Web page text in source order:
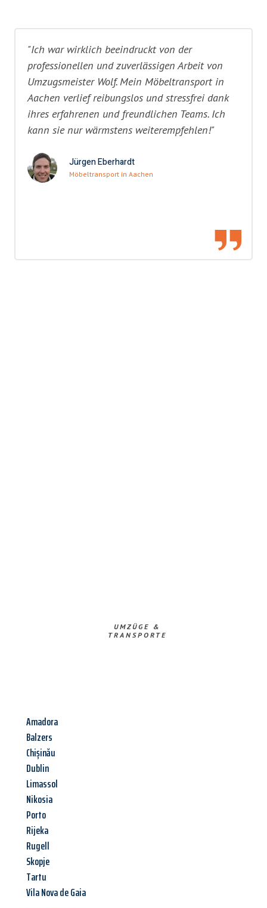
"Ich war wirklich beeindruckt von der
professionellen und zuverlässigen Arbeit von
Umzugsmeister Wolf. Mein Möbeltransport in
Aachen verlief reibungslos und stressfrei dank
ihres erfahrenen und freundlichen Teams. Ich
kann sie nur wärmstens weiterempfehlen!"
Jürgen Eberhardt
Möbeltransport in Aachen
UMZÜGE &
TRANSPORTE
Amadora
Balzers
Chișinău
Dublin
Limassol
Nikosia
Porto
Rijeka
Rugell
Skopje
Tartu
Vila Nova de Gaia